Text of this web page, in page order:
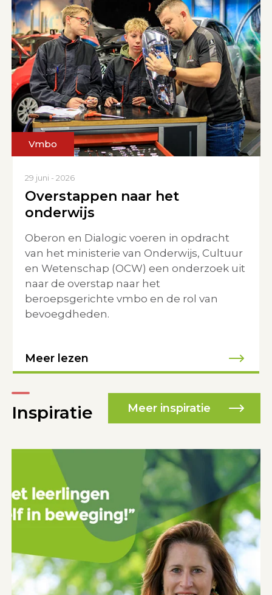
Meer lezen
29 juni - 2026
VO-raad zoekt bestuurders
en schoolleiders voor
denktank visie vmbo
Meer lezen
Vmbo-moties roepen op
tot plannen
Meer lezen
Vmbo
29 juni - 2026
Overstappen naar het
onderwijs
Oberon en Dialogic voeren in opdracht
van het ministerie van Onderwijs, Cultuur
en Wetenschap (OCW) een onderzoek uit
naar de overstap naar het
beroepsgerichte vmbo en de rol van
bevoegdheden.
Meer lezen
Inspiratie Meer inspiratie